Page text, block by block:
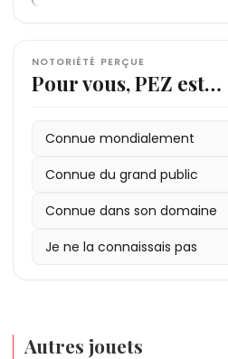
NOTORIÉTÉ PERÇUE
Pour vous, PEZ est…
Connue mondialement
Connue du grand public
Connue dans son domaine
Je ne la connaissais pas
Autres jouets